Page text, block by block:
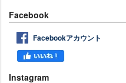
Facebook
Facebookアカウント
Instagram